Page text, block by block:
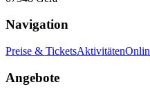
Navigation
Preise & TicketsAktivitäten
Angebote